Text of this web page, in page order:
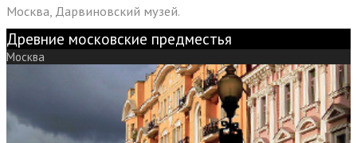
Москва, Дарвиновский музей.
Древние московские предместья
Москва